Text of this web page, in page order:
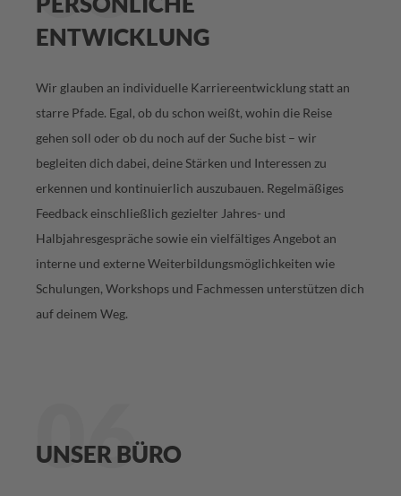
ENTWICKLUNG
Wir glauben an individuelle Karriereentwicklung statt an
starre Pfade. Egal, ob du schon weißt, wohin die Reise
gehen soll oder ob du noch auf der Suche bist – wir
begleiten dich dabei, deine Stärken und Interessen zu
erkennen und kontinuierlich auszubauen. Regelmäßiges
Feedback einschließlich gezielter Jahres- und
Halbjahresgespräche sowie ein vielfältiges Angebot an
interne und externe Weiterbildungsmöglichkeiten wie
Schulungen, Workshops und Fachmessen unterstützen dich
auf deinem Weg.
06
UNSER BÜRO